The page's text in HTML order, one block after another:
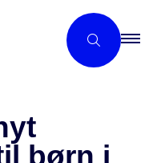
børn i